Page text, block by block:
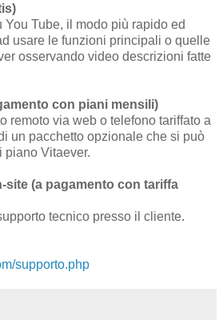
Tube, il modo più rapido ed
usare le funzioni principali o quelle
osservando video descrizioni fatte
con piani mensili)
remoto via web o telefono tariffato a
un pacchetto opzionale che si può
piano Vitaever.
site (a pagamento con tariffa
tecnico presso il cliente.
supporto.php